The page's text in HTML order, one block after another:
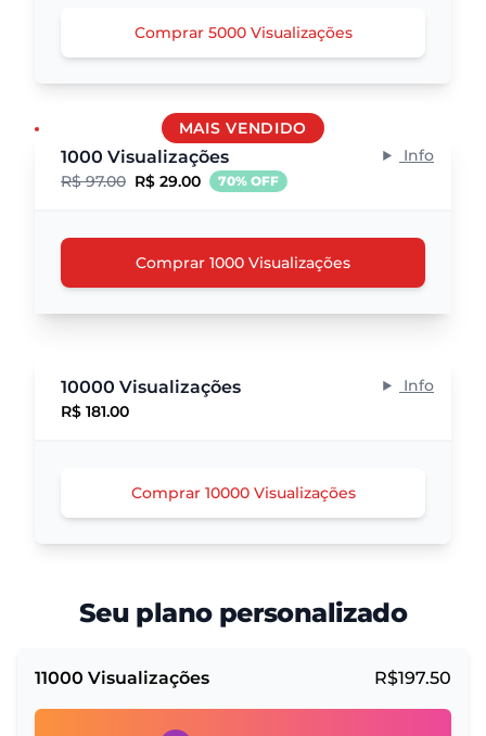
Comprar 5000 Visualizações
MAIS VENDIDO
1000 Visualizações
R$ 97.00 R$ 29.00 70% OFF
Info
Comprar 1000 Visualizações
10000 Visualizações
R$ 181.00
Info
Comprar 10000 Visualizações
Seu plano personalizado
11000 Visualizações R$197.50